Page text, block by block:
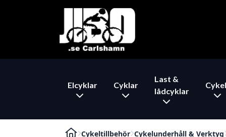
Elcyklar Cyklar
Last &
lådcyklar
Cykeltillbehör Cykelunderhåll & Verktyg